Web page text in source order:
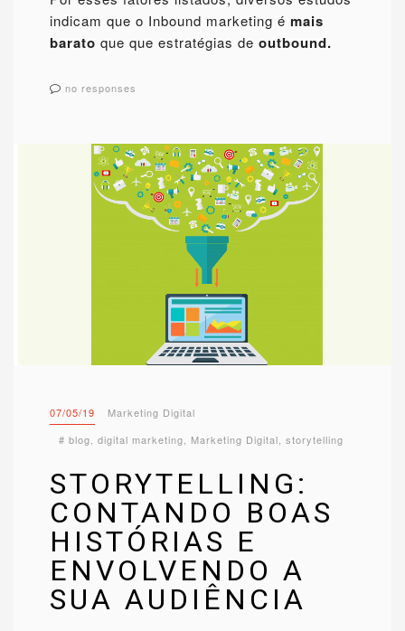
indicam que o Inbound marketing é mais
barato que que estratégias de outbound.
no responses
07/05/19
Marketing Digital
# blog digital marketing Marketing Digital storytelling
STORYTELLING:
CONTANDO BOAS
HISTÓRIAS E
ENVOLVENDO A
SUA AUDIÊNCIA